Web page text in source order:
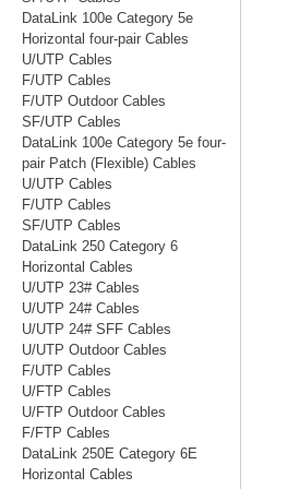
DataLink 100e Category 5e
Horizontal four-pair Cables
U/UTP Cables
F/UTP Cables
F/UTP Outdoor Cables
SF/UTP Cables
DataLink 100e Category 5e four-
pair Patch (Flexible) Cables
U/UTP Cables
F/UTP Cables
SF/UTP Cables
DataLink 250 Category 6
Horizontal Cables
U/UTP 23# Cables
U/UTP 24# Cables
U/UTP 24# SFF Cables
U/UTP Outdoor Cables
F/UTP Cables
U/FTP Cables
U/FTP Outdoor Cables
F/FTP Cables
DataLink 250E Category 6E
Horizontal Cables